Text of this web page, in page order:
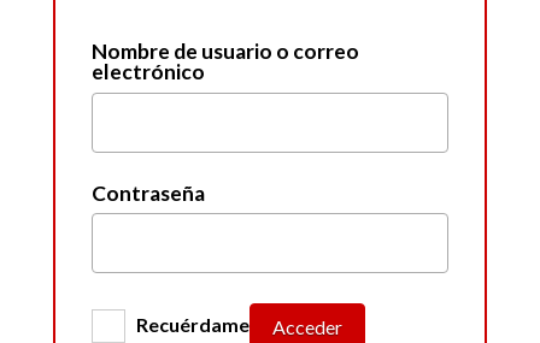
Nombre de usuario o correo
electrónico
Contraseña
Recuérdame Acceder